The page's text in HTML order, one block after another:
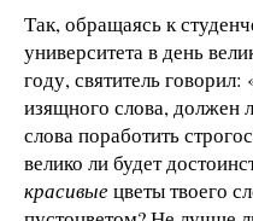
Так, обращаясь к
университета в день
году, святитель
изящного слова, должен
слова поработить
велико ли будет
красивыецветы твоего